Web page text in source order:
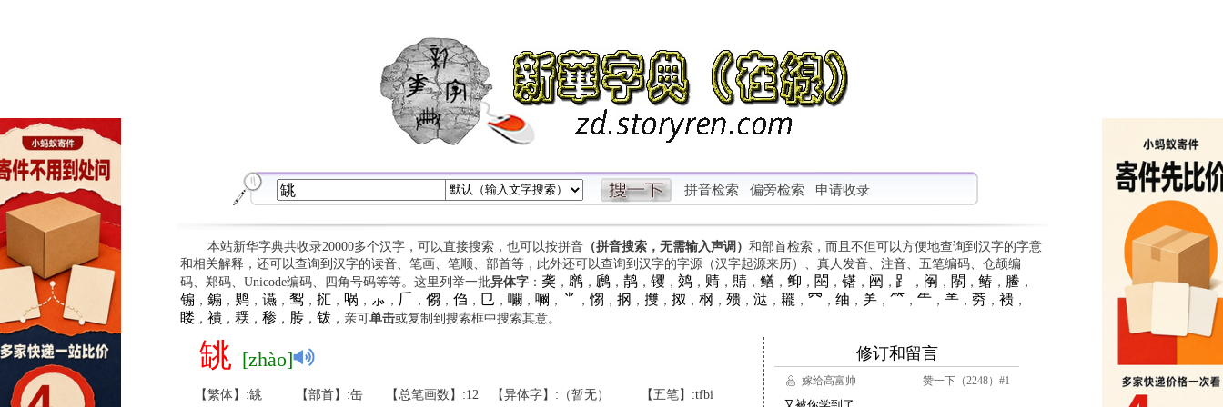
拼音检索 偏旁检索 申请收录
本站新华字典共收录20000多个汉字，可以直接搜索，也可以按拼音（拼音搜索，无需输入声调） 和部首检索，而且不但可以方便地查询到汉字的字意
和相关解释，还可以查询到汉字的读音、笔画、笔顺、部首等，此外还可以查询到汉字的字源（汉字起源来历）、真人发音、注音、五笔编码、仓颉编
码、郑码、Unicode编码、四角号码等等。这里列举一批异体字： 䶮 ， 䴙， 䴘， 䴖， 䦆， 䴔， 䞍， 䝼， 䲡 ， 䲟 ， 䦟 ， 䦃， 䦷 ， ⻊ ， 䦶 ， 䦛 ， 䲠 ， 䲢 ，
䦂 ， 䥇 ， 䴗， 䜩， 䴕， 㧟 ， 㖞 ， ⺗ ， 𠂆 ， 㑳 ， 㑇 ， 㔾 ， 㘚 ， 㘎 ， ⺌ ， 㥮 ， 㧏 ， 㩳， 㧐 ， 㭎 ， 㱮， 㳠 ， 䎱 ， ⺳ ， 䌷 ， ⺶， ⺮ ， ⺧， ⺷， 䓖， 䙌，
䁖， 䙡， 䎬 ， 䅟， 䏝， 䥽，亲可单击或复制到搜索框中搜索其意。
罀 [zhào]
【繁体】:罀 【部首】:缶 【总笔画数】:12 【异体字】:（暂无） 【五笔】:tfbi